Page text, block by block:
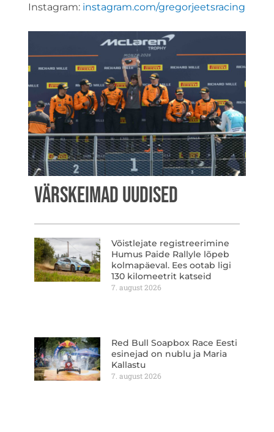
Instagram: instagram.com/gregorjeetsracing
VÄRSKEIMAD UUDISED
Võistlejate registreerimine
Humus Paide Rallyle lõpeb
kolmapäeval. Ees ootab ligi
130 kilomeetrit katseid
7. august 2026
Red Bull Soapbox Race Eesti
esinejad on nublu ja Maria
Kallastu
7. august 2026